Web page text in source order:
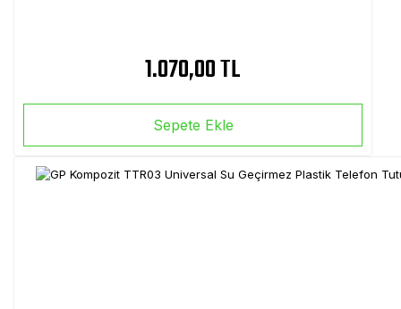
1.070,00 TL
Sepete Ekle